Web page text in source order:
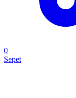
0
Sepet